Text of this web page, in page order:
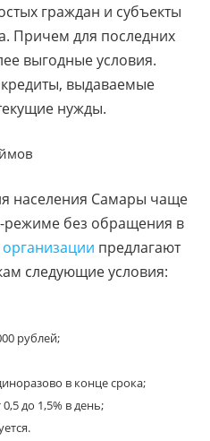
граждан и субъекты
Причем для последних
выгодные условия.
выдаваемые
нужды.
населения Самары чаще
режиме без обращения в
предлагают
следующие условия:
рублей;
в конце срока;
до 1,5% в день;